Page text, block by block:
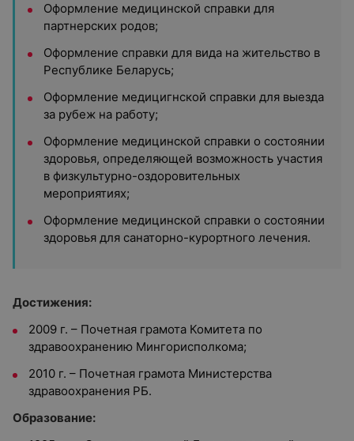
Оформление медицинской справки для
партнерских родов;
Оформление справки для вида на жительство в
Республике Беларусь;
Оформление медицигнской справки для выезда
за рубеж на работу;
Оформление медицинской справки о состоянии
здоровья, определяющей возможность участия
в физкультурно-оздоровительных
мероприятиях;
Оформление медицинской справки о состоянии
здоровья для санаторно-курортного лечения.
Достижения:
2009 г. – Почетная грамота Комитета по
здравоохранению Мингорисполкома;
2010 г. – Почетная грамота Министерства
здравоохранения РБ.
Образование: